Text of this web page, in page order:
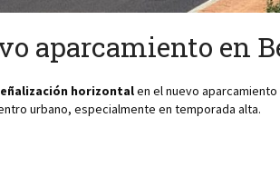
aparcamiento en
horizontalen el nuevo
urbano, especialmente en temporada alta.